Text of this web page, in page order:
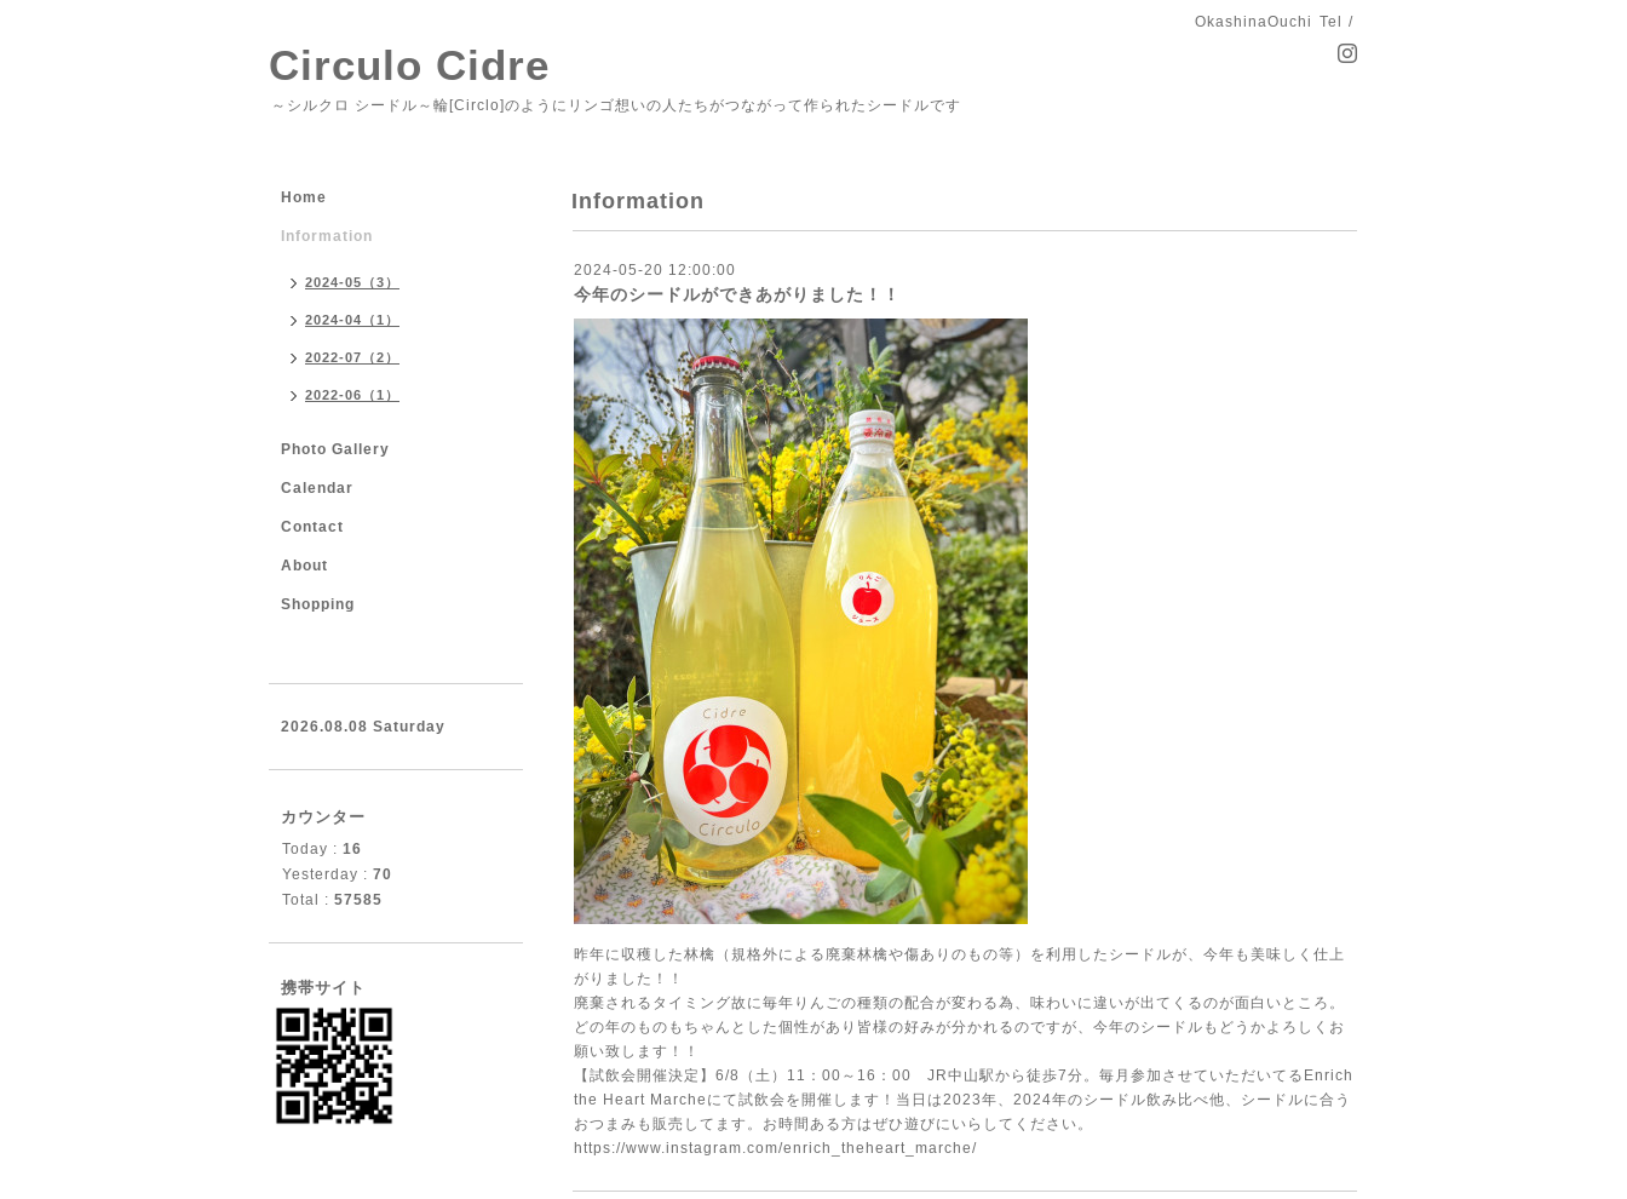
OkashinaOuchi Tel /
Circulo Cidre
～シルクロ シードル～輪[Circlo]のようにリンゴ想いの人たちがつながって作られたシードルです
Information
2024-05-20 12:00:00
今年のシードルができあがりました！！
昨年に収穫した林檎（規格外による廃棄林檎や傷ありのもの等）を利用したシードルが、今年も美味しく仕上
がりました！！
廃棄されるタイミング故に毎年りんごの種類の配合が変わる為、味わいに違いが出てくるのが面白いところ。
どの年のものもちゃんとした個性があり皆様の好みが分かれるのですが、今年のシードルもどうかよろしくお
願い致します！！
【試飲会開催決定】6/8（土）11：00～16：00 JR中山駅から徒歩7分。毎月参加させていただいてるEnrich
the Heart Marcheにて試飲会を開催します！当日は2023年、2024年のシードル飲み比べ他、シードルに合う
おつまみも販売してます。お時間ある方はぜひ遊びにいらしてください。
https://www.instagram.com/enrich_theheart_marche/
Home
Information
2024-05（3）
2024-04（1）
2022-07（2）
2022-06（1）
Photo Gallery
Calendar
Contact
About
Shopping
2026.08.08 Saturday
カウンター
Today : 16
Yesterday : 70
Total : 57585
携帯サイト